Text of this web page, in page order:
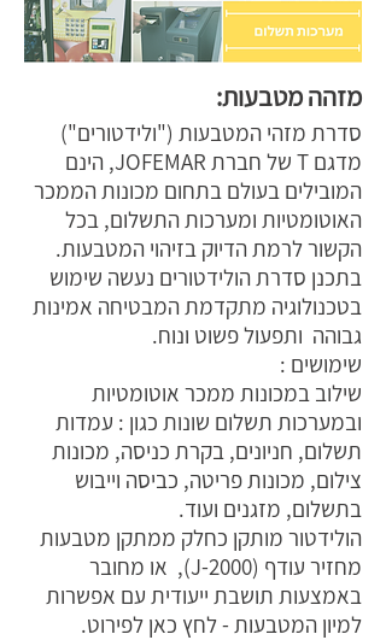
מזהה מטבעות:
סדרת מזהי המטבעות ("ולידטורים")
מדגם T של חברת JOFEMAR, הינם
המובילים בעולם בתחום מכונות הממכר
האוטומטיות ומערכות התשלום, בכל
הקשור לרמת הדיוק בזיהוי המטבעות.
בתכנן סדרת הולידטורים נעשה שימוש
בטכנולוגיה מתקדמת המבטיחה אמינות
גבוהה ותפעול פשוט ונוח.
שימושים :
שילוב במכונות ממכר אוטומטיות
ובמערכות תשלום שונות כגון : עמדות
תשלום, חניונים, בקרת כניסה, מכונות
צילום, מכונות פריטה, כביסה וייבוש
בתשלום, מזגנים ועוד.
הולידטור מותקן כחלק ממתקן מטבעות
מחזיר עודף (J-2000), או מחובר
באמצעות תושבת ייעודית עם אפשרות
למיון המטבעות - לחץ כאן לפירוט.